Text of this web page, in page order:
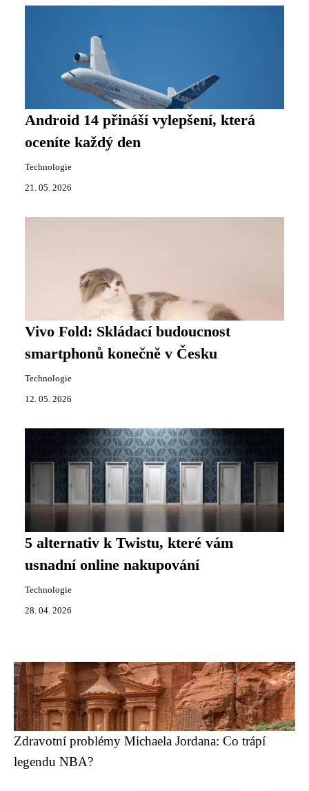
Android 14 přináší vylepšení, která
oceníte každý den
Technologie
21. 05. 2026
Vivo Fold: Skládací budoucnost
smartphonů konečně v Česku
Technologie
12. 05. 2026
5 alternativ k Twistu, které vám
usnadní online nakupování
Technologie
28. 04. 2026
Zdravotní problémy Michaela Jordana: Co trápí
legendu NBA?